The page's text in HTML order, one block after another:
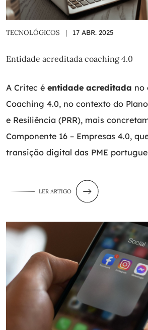
TECNOLÓGICOS | 17 ABR. 2025
Entidade acreditada coaching 4.0
A Critec é entidade acreditada no
Coaching 4.0, no contexto do
e Resiliência (PRR), mais
Componente 16 – Empresas 4.0,
transição digital das PME
LER ARTIGO